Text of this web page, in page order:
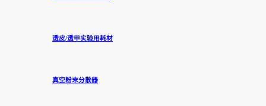
透皮/透甲实验用耗材
真空粉末分散器